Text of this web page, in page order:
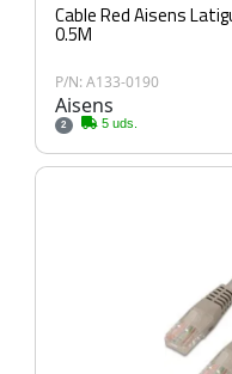
Cable Red Aisens
0.5M
P/N: A133-0190
Aisens
2 5 uds.